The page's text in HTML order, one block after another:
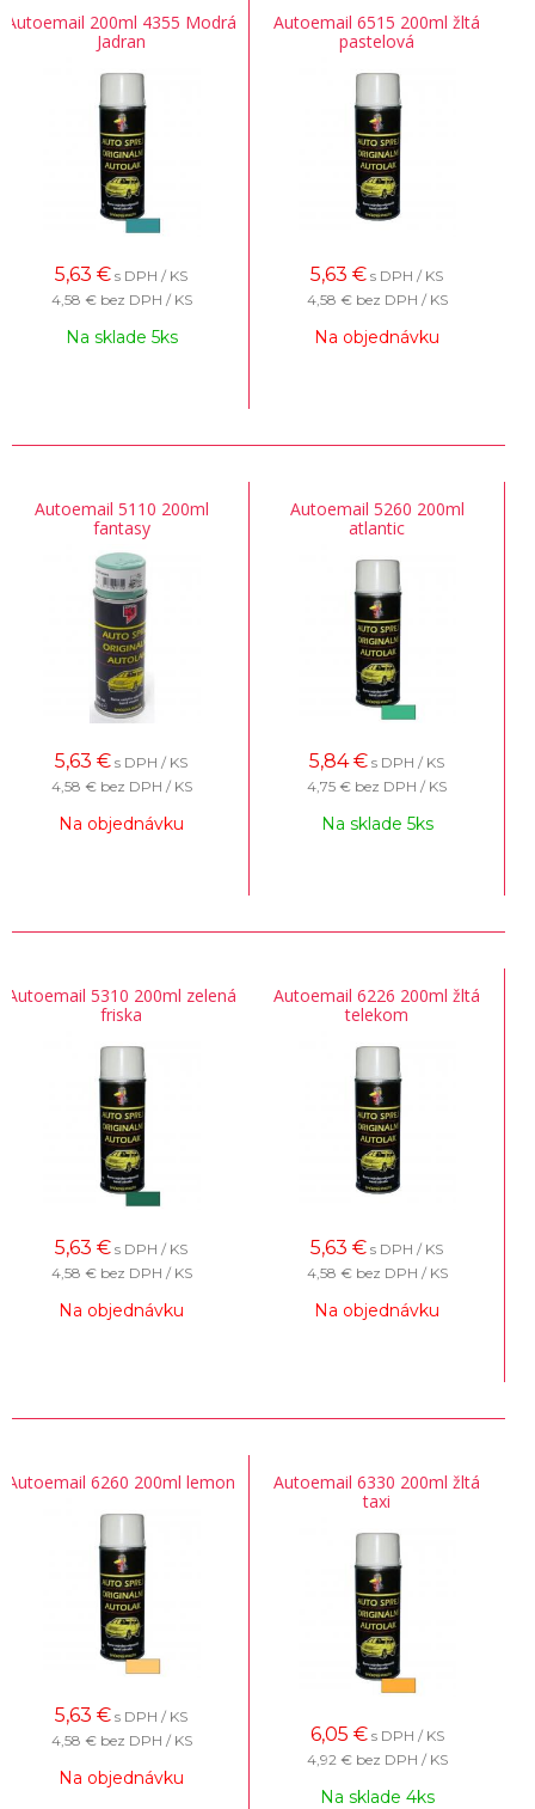
Autoemail 200ml 4355 Modrá
Jadran
5,63 € s DPH / KS
4,58 € bez DPH / KS
Na sklade 5ks
Autoemail 6515 200ml žltá
pastelová
5,63 € s DPH / KS
4,58 € bez DPH / KS
Na objednávku
Autoemail 5110 200ml
fantasy
5,63 € s DPH / KS
4,58 € bez DPH / KS
Na objednávku
Autoemail 5260 200ml
atlantic
5,84 € s DPH / KS
4,75 € bez DPH / KS
Na sklade 5ks
Autoemail 5310 200ml zelená
friska
5,63 € s DPH / KS
4,58 € bez DPH / KS
Na objednávku
Autoemail 6226 200ml žltá
telekom
5,63 € s DPH / KS
4,58 € bez DPH / KS
Na objednávku
Autoemail 6260 200ml lemon
5,63 € s DPH / KS
4,58 € bez DPH / KS
Na objednávku
Autoemail 6330 200ml žltá
taxi
6,05 € s DPH / KS
4,92 € bez DPH / KS
Na sklade 4ks